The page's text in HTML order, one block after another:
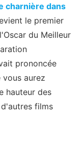
charnière dans
le premier
du Meilleur
prononcée
vous aurez
hauteur des
films